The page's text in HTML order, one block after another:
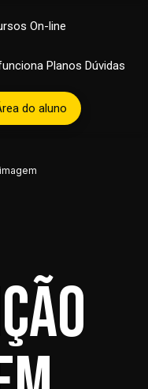
On-line
Planos Dúvidas
do aluno